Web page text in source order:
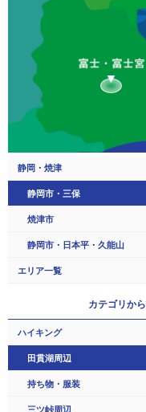
静岡・焼津
静岡市・三保
焼津市
静岡市・日本平・久能山
エリア一覧
カテゴリから
ハイキング
田貫湖周辺
持ち物・服装
三ツ峠周辺